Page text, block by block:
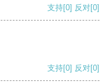
支持[0] 反对[0]
支持[0] 反对[0]